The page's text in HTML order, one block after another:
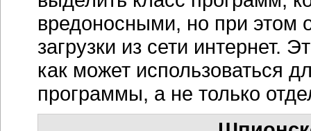
вредоносными, но при этом
загрузки из сети интернет.
как может использоваться
программы, а не только